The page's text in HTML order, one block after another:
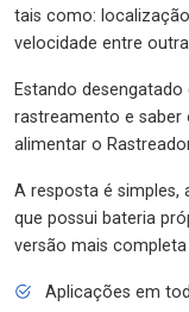
tais como:
velocidade entre
Estando
rastreamento e saber
alimentar o
A resposta é simples,
que possui bateria
versão mais
Aplicações em